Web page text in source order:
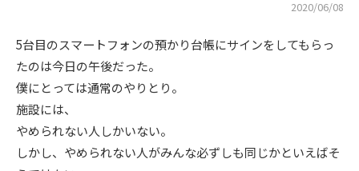
2020/06/08
5台目のスマートフォンの預かり台帳にサインをしてもらっ
たのは今日の午後だった。
僕にとっては通常のやりとり。
施設には、
やめられない人しかいない。
しかし、やめられない人がみんな必ずしも同じかといえばそ